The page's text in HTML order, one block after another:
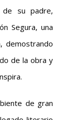
su padre,
Segura, una
demostrando
de la obra y
de gran